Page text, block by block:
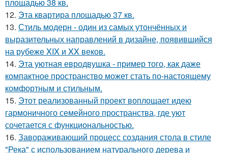
12. Эта квартира площадью 37 кв.
13. Стиль модерн - один из самых утончённых и
выразительных направлений в дизайне, появившийся
на рубеже XIX и XX веков.
14. Эта уютная евродвушка - пример того, как даже
компактное пространство может стать по-настоящему
комфортным и стильным.
15. Этот реализованный проект воплощает идею
гармоничного семейного пространства, где уют
сочетается с функциональностью.
16. Завораживающий процесс создания стола в стиле
"Река" с использованием натурального дерева и